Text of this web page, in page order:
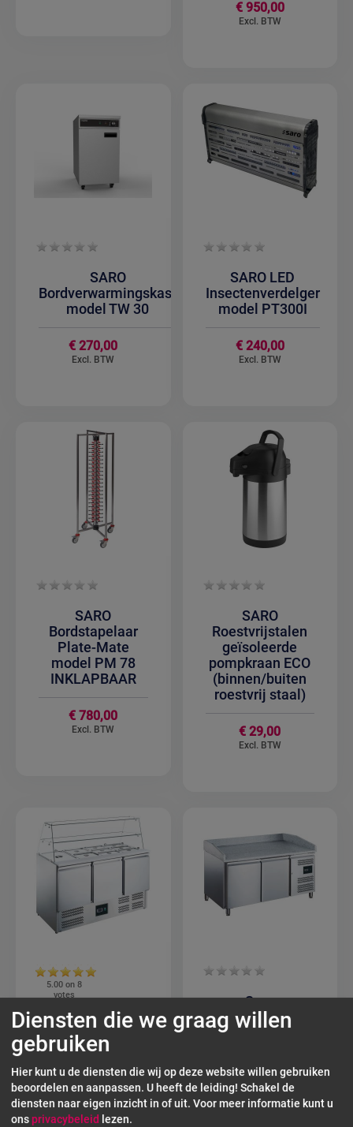
€ 950,00
SARO
Bordverwarmingskast
model TW 30
€ 270,00
SARO LED
Insectenverdelger
model PT300I
€ 240,00
SARO
Bordstapelaar
Plate-Mate
model PM 78
INKLAPBAAR
€ 780,00
SARO
Roestvrijstalen
geïsoleerde
pompkraan ECO
(binnen/buiten
roestvrij staal)
€ 29,00
5.00 on 8
votes
ZORRO
Saladette ZS 903
G | 3 Türen |
Glasaufsatz |
1365x700mm |
für 4x 1/1 GN
Saro
Pizzawerkbank
EPZ 2600 TN –
Werkbank met
Geforceerde
Koeling en
Granieten
Diensten die we graag willen
gebruiken
Hier kunt u de diensten die wij op deze website willen gebruiken
beoordelen en aanpassen. U heeft de leiding! Schakel de
diensten naar eigen inzicht in of uit. Voor meer informatie kunt u
onsprivacybeleid lezen.